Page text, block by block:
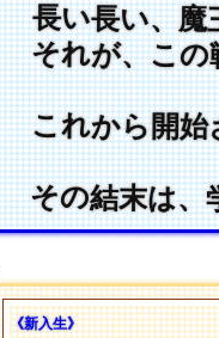
長い長い、魔
それが、この
これから開始
その結末は、
《新入生》